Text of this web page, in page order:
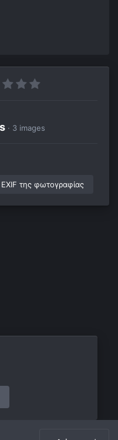
· 3 images
της φωτογραφίας